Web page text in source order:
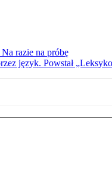
razie na próbę
język. Powstał